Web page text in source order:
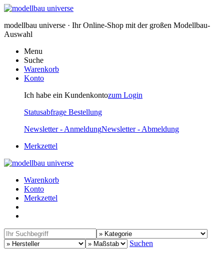
modellbau universe · Ihr Online-Shop mit der großen Modellbau-
Auswahl
Menu
Suche
Warenkorb
Konto
Ich habe ein Kundenkontozum Login
Statusabfrage Bestellung
Newsletter - AnmeldungNewsletter - Abmeldung
Merkzettel
Warenkorb
Konto
Merkzettel
Suchen